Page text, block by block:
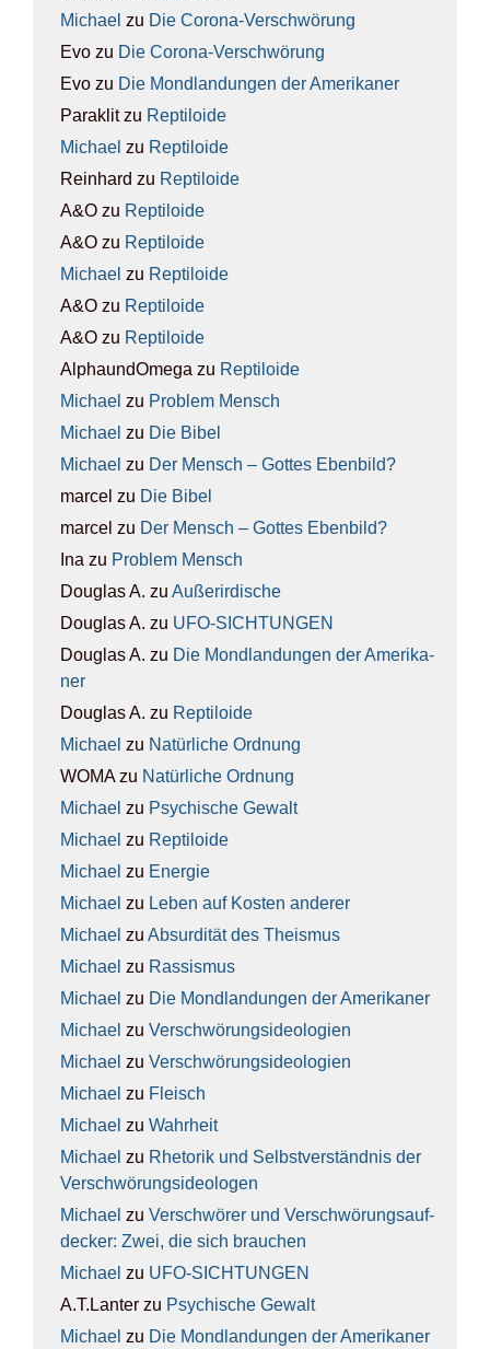
Michael zu Die Coro­na-Ver­schwö­rung
Evo zu Die Coro­na-Ver­schwö­rung
Evo zu Die Mond­lan­dun­gen der Ame­ri­ka­ner
Paraklitzu Rep­ti­lo­ide
Michael zu Rep­ti­lo­ide
Reinhard zu Rep­ti­lo­ide
A&O zu Rep­ti­lo­ide
A&O zu Rep­ti­lo­ide
Michael zu Rep­ti­lo­ide
A&O zu Rep­ti­lo­ide
A&O zu Rep­ti­lo­ide
AlphaundOmega zu Rep­ti­lo­ide
Michael zu Pro­blem Mensch
Michael zu Die Bibel
Michael zu Der Mensch – Got­tes Eben­bild?
marcel zu Die Bibel
marcel zu Der Mensch – Got­tes Eben­bild?
Ina zu Pro­blem Mensch
Douglas A. zu Außer­ir­di­sche
Douglas A. zu UFO-SICH­TUN­GEN
Douglas A. zu Die Mond­lan­dun­gen der Ame­ri­ka­
ner
Douglas A. zu Rep­ti­lo­ide
Michael zu Natür­li­che Ord­nung
WOMAzu Natür­li­che Ord­nung
Michael zu Psy­chi­sche Gewalt
Michael zu Rep­ti­lo­ide
Michael zu Ener­gie
Michael zu Leben auf Kos­ten ande­rer
Michael zu Absur­di­tät des The­is­mus
Michael zu Ras­sis­mus
Michael zu Die Mond­lan­dun­gen der Ame­ri­ka­ner
Michael zu Ver­schwö­rungs­ideo­lo­gien
Michael zu Ver­schwö­rungs­ideo­lo­gien
Michael zu Fleisch
Michael zu Wahr­heit
Michael zu Rhe­to­rik und Selbst­ver­ständ­nis der
Ver­schwö­rungs­ideo­lo­gen
Michael zu Ver­schwö­rer und Ver­schwö­rungs­auf­
de­cker: Zwei, die sich brau­chen
Michael zu UFO-SICH­TUN­GEN
A.T.Lanter zu Psy­chi­sche Gewalt
Michael zu Die Mond­lan­dun­gen der Ame­ri­ka­ner